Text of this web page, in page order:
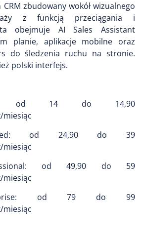
zbudowany wokół wizualnego
z funkcją przeciągania i
obejmuje AI Sales Assistant
planie, aplikacje mobilne oraz
do śledzenia ruchu na stronie.
polski interfejs.
od 14 do 14,90
miesiąc
od 24,90 do 39
miesiąc
od 49,90 do 59
miesiąc
od 79 do 99
miesiąc